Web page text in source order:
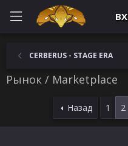
CERBERUS - STAGE ERA
Рынок / Marketplace
Назад 1 2